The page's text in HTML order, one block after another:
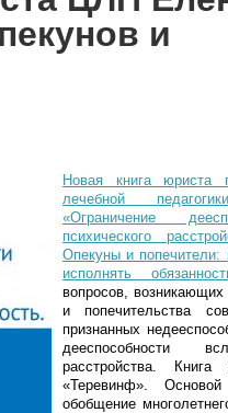
и
Новая книга юриста
лечебной
«Ограничение
психического
Опекуны и попечители:
исполнять
вопросов,
и попечительства
признанных
дееспособности
расстройства.
«Теревинф».
обобщение